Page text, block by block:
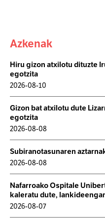
Azkenak
Hiru gizon atxilotu dituzte
egotzita
2026-08-10
Gizon bat atxilotu dute
egotzita
2026-08-08
Subiranotasunaren
2026-08-08
Nafarroako Ospitale
kaleratu dute,
2026-08-07